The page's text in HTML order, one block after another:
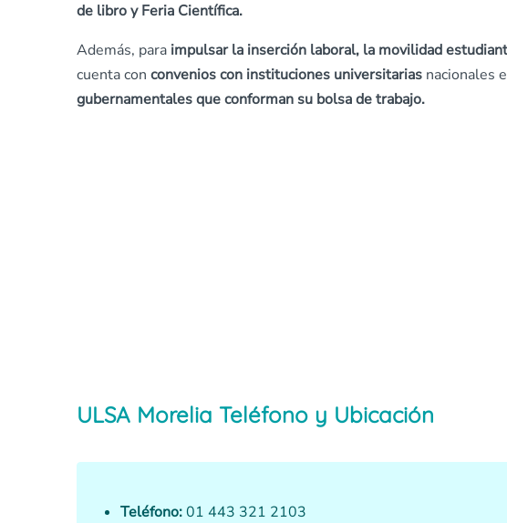
de libro y Feria Científica.
Además, para impulsar la inserción laboral, la movilidad
cuenta con convenios con instituciones universitarias nacionales
gubernamentales que conforman su bolsa de trabajo.
ULSA Morelia Teléfono y Ubicación
Teléfono:01 443 321 2103